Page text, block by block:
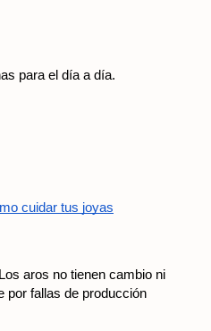
para el día a día.
cuidar tus joyas
Los aros no tienen cambio ni
por fallas de producción